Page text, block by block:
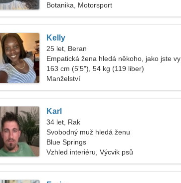
Botanika, Motorsport
Kelly
25 let, Beran
Empatická žena hledá někoho, jako jste vy
163 cm (5'5"), 54 kg (119 liber)
Manželství
Karl
34 let, Rak
Svobodný muž hledá ženu
Blue Springs
Vzhled interiéru, Výcvik psů